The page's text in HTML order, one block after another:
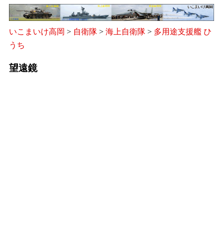
いこまいけ高岡 > 自衛隊 > 海上自衛隊 > 多用途支援艦 ひ
うち
望遠鏡